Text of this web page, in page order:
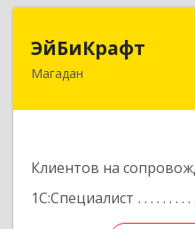
ЭйБиКрафт
Магадан
Клиентов на
1С:Специалист
685000, Магаданская